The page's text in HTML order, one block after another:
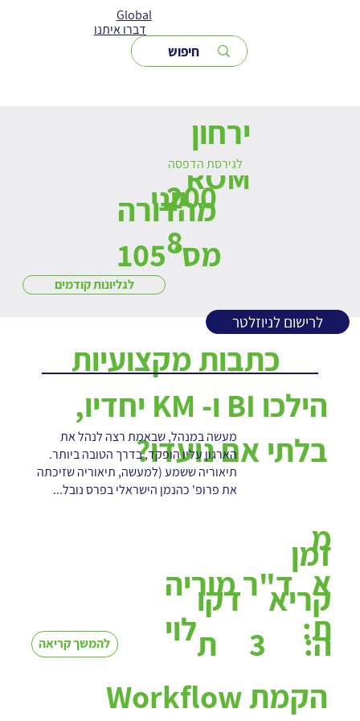
Global
דברו איתנו
ירחון
ROM
מהדורה
מס׳ 105
לגליונות קודמים
יוני
200
8
לגירסת הדפסה
לרישום לניוזלטר
הילכו BI ו- KM יחדיו,
בלתי אם נועדו?
מעשה במנהל, שבאמת רצה לנהל את
הארגון עליו הופקד, בדרך הטובה ביותר.
תיאוריה ששמע (למעשה, תיאוריה שזיכתה
את פרופ' כהנמן הישראלי בפרס נובל...
ד"ר מוריה
לוי
מ
א
ת:
להמשך קריאה
דקו
ת
זמן
קריא
ה:
3
הקמת Workflow
כתבות מקצועיות